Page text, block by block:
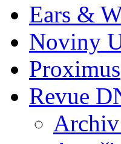
Ears &
Noviny
Proximus
Revue